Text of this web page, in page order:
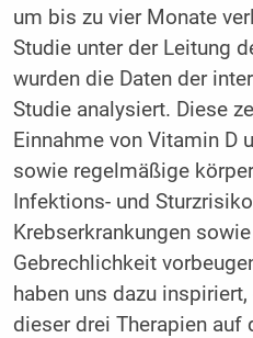
um bis zu vier Monate
Studie unter der Leitung
wurden die Daten der
Studie analysiert. Diese
Einnahme von Vitamin D
sowie regelmäßige
Infektions- und
Krebserkrankungen
Gebrechlichkeit
haben uns dazu
dieser drei Therapien auf